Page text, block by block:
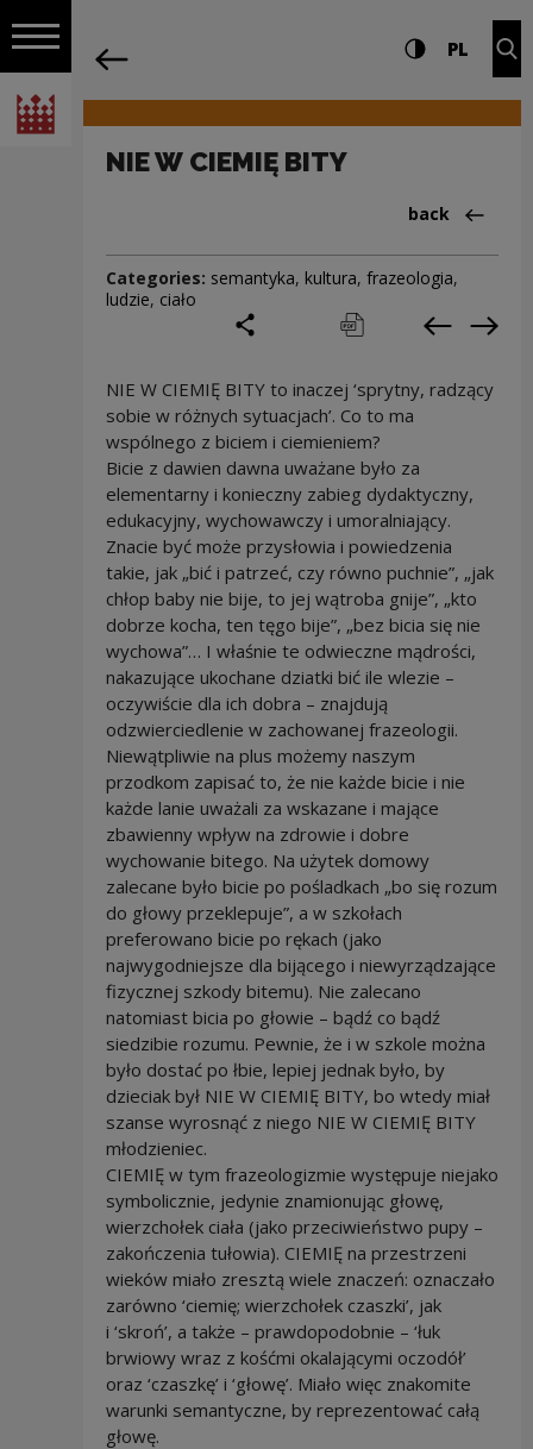
Open navigation
National Centre for Culture Poland
Navigation Settings and search
High contrast
PL
NIE W CIEMIĘ BITY
Back
back
Categories: semantyka, kultura, frazeologia,
ludzie, ciało
print pobierz Previous
NIE W CIEMIĘ BITY to inaczej ‘sprytny, radzący
sobie w różnych sytuacjach’. Co to ma
wspólnego z biciem i ciemieniem?
Bicie z dawien dawna uważane było za
elementarny i konieczny zabieg dydaktyczny,
edukacyjny, wychowawczy i umoralniający.
Znacie być może przysłowia i powiedzenia
takie, jak „bić i patrzeć, czy równo puchnie”, „jak
chłop baby nie bije, to jej wątroba gnije”, „kto
dobrze kocha, ten tęgo bije”, „bez bicia się nie
wychowa”… I właśnie te odwieczne mądrości,
nakazujące ukochane dziatki bić ile wlezie –
oczywiście dla ich dobra – znajdują
odzwierciedlenie w zachowanej frazeologii.
Niewątpliwie na plus możemy naszym
przodkom zapisać to, że nie każde bicie i nie
każde lanie uważali za wskazane i mające
zbawienny wpływ na zdrowie i dobre
wychowanie bitego. Na użytek domowy
zalecane było bicie po pośladkach „bo się rozum
do głowy przeklepuje”, a w szkołach
preferowano bicie po rękach (jako
najwygodniejsze dla bijącego i niewyrządzające
fizycznej szkody bitemu). Nie zalecano
natomiast bicia po głowie – bądź co bądź
siedzibie rozumu. Pewnie, że i w szkole można
było dostać po łbie, lepiej jednak było, by
dzieciak był NIE W CIEMIĘ BITY, bo wtedy miał
szanse wyrosnąć z niego NIE W CIEMIĘ BITY
młodzieniec.
CIEMIĘ w tym frazeologizmie występuje niejako
symbolicznie, jedynie znamionując głowę,
wierzchołek ciała (jako przeciwieństwo pupy –
zakończenia tułowia). CIEMIĘ na przestrzeni
wieków miało zresztą wiele znaczeń: oznaczało
zarówno ‘ciemię; wierzchołek czaszki’, jak
i ‘skroń’, a także – prawdopodobnie – ‘łuk
brwiowy wraz z kośćmi okalającymi oczodół’
oraz ‘czaszkę’ i ‘głowę’. Miało więc znakomite
warunki semantyczne, by reprezentować całą
głowę.